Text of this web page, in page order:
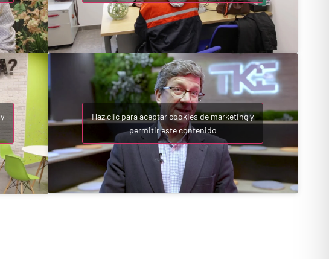
Haz clic para aceptar cookies de marketing y
permitir este contenido